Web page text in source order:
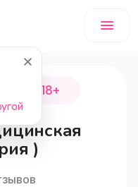
18+
)